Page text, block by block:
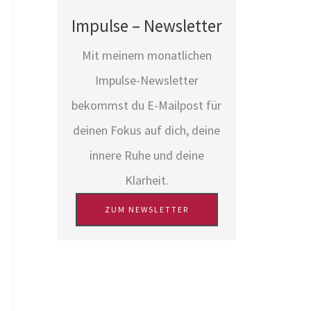
Impulse – Newsletter
Mit meinem monatlichen
Impulse-Newsletter
bekommst du E-Mailpost für
deinen Fokus auf dich, deine
innere Ruhe und deine
Klarheit.
ZUM NEWSLETTER